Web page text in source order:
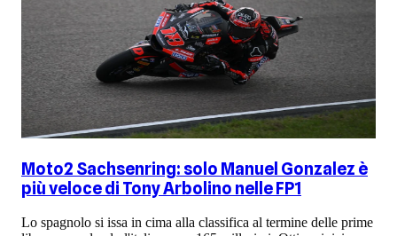
Moto2 Sachsenring: solo Manuel Gonzalez è
più veloce di Tony Arbolino nelle FP1
Lo spagnolo si issa in cima alla classifica al termine delle prime